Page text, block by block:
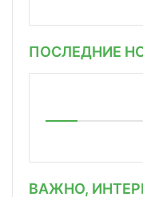
ПОСЛЕДНИЕ
ВАЖНО,